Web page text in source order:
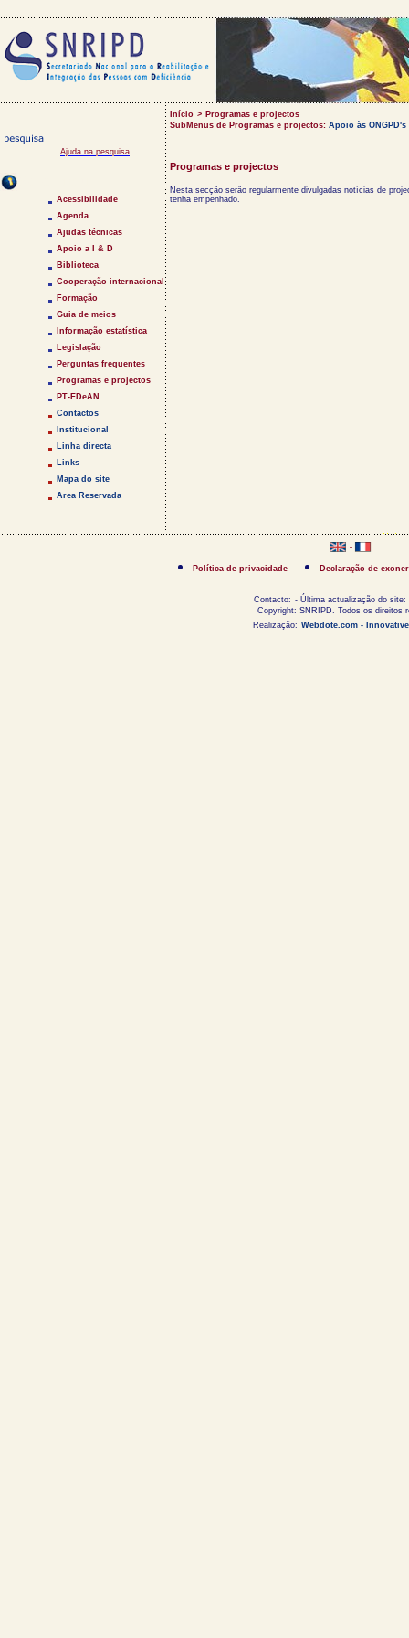
Início > Programas e projectos
SubMenus de Programas e projectos: Apoio às ONGPD's
Ajuda na pesquisa
Acessibilidade
Agenda
Ajudas técnicas
Apoio a I & D
Biblioteca
Cooperação internacional
Formação
Guia de meios
Informação estatística
Legislação
Perguntas frequentes
Programas e projectos
PT-EDeAN
Contactos
Institucional
Linha directa
Links
Mapa do site
Area Reservada
Programas e projectos
Nesta secção serão regularmente divulgadas notícias de
tenha empenhado.
-
Política de privacidade Declaração de
Contacto: - Última actualização do site:
Copyright: SNRIPD. Todos os direitos
Realização: Webdote.com -